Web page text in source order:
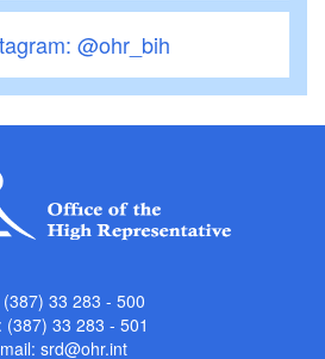
@ohr_bih
(387) 33 283 - 500
(387) 33 283 - 501
srd@ohr.int